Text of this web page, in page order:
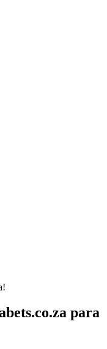
para